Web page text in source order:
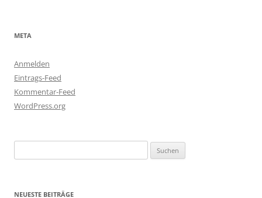
META
Anmelden
Eintrags-Feed
Kommentar-Feed
WordPress.org
nach:
NEUESTE BEITRÄGE